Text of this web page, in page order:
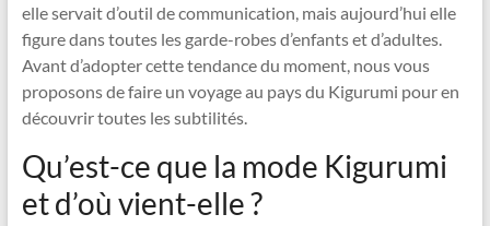
elle servait d’outil de communication, mais aujourd’hui elle
figure dans toutes les garde-robes d’enfants et d’adultes.
Avant d’adopter cette tendance du moment, nous vous
proposons de faire un voyage au pays du Kigurumi pour en
découvrir toutes les subtilités.
Qu’est-ce que la mode Kigurumi
et d’où vient-elle ?